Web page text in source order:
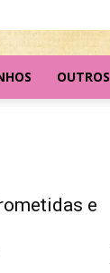
OUTROS
e